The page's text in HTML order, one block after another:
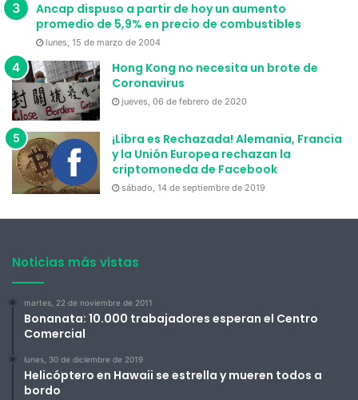
Ancap dispuso a partir de hoy un aumento
promedio de 5,9% en precio de combustibles
lunes, 15 de marzo de 2004
Hong Kong no necesita un brote de
Coronavirus
jueves, 06 de febrero de 2020
¡Libra es Rechazada! Alemania, Francia
y la Unión Europea rechazan la
criptomoneda de Facebook
sábado, 14 de septiembre de 2019
Noticias más vistas
martes, 22 de noviembre de 2011
Bonanata: 10.000 trabajadores esperan el Centro
Comercial
lunes, 30 de diciembre de 2019
Helicóptero en Hawaii se estrella y mueren todos a
bordo